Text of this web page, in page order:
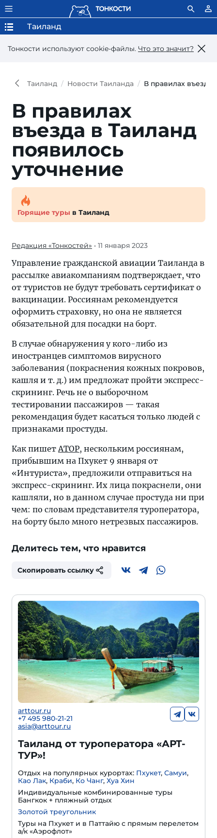
Тонкости используют сookie-файлы. Что это значит?
Таиланд
Таиланд Новости Таиланда В правилах въезда
В правилах
въезда в Таиланд
появилось
уточнение
Горящие туры в Таиланд
Редакция «Тонкостей» • 11 января 2023
Управление гражданской авиации Таиланда в
рассылке авиакомпаниям подтверждает, что
от туристов не будут требовать сертификат о
вакцинации. Россиянам рекомендуется
оформить страховку, но она не является
обязательной для посадки на борт.
В случае обнаружения у кого-либо из
иностранцев симптомов вирусного
заболевания (покраснения кожных покровов,
кашля и т. д.) им предложат пройти экспресс-
скрининг. Речь не о выборочном
тестировании пассажиров — такая
рекомендация будет касаться только людей с
признаками простуды.
Как пишетАТОР, нескольким россиянам,
прибывшим на Пхукет 9 января от
«Интуриста», предложили отправиться на
экспресс-скрининг. Их лица покраснели, они
кашляли, но в данном случае простуда ни при
чем: по словам представителя туроператора,
на борту было много нетрезвых пассажиров.
Делитесь тем, что нравится
Скопировать ссылку
arttour.ru
+7 495 980-21-21
asia@arttour.ru
Таиланд от туроператора «АРТ-
ТУР»!
Отдых на популярных курортах: Пхукет, Самуи,
Као Лак, Краби, Ко Чанг, Хуа Хин
Индивидуальные комбинированные туры
Бангкок + пляжный отдых
Золотой треугольник
Туры на Пхукет и в Паттайю с прямым перелетом
а/к «Аэрофлот»